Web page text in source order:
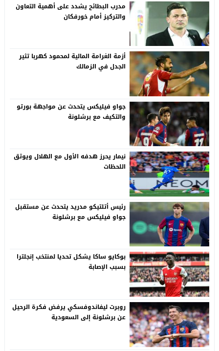
مدرب البطائح يشدد على أهمية التعاون
والتركيز أمام خورفكان
أزمة الغرامة المالية لمحمود كهربا تثير
الجدل في الزمالك
جواو فيليكس يتحدث عن مواجهة بورتو
والتكيف مع برشلونة
نيمار يحرز هدفه الأول مع الهلال ويوثق
اللحظات
رئيس أتلتيكو مدريد يتحدث عن مستقبل
جواو فيليكس مع برشلونة
بوكايو ساكا يشكل تحديا لمنتخب إنجلترا
بسبب الإصابة
روبرت ليفاندوفسكي يرفض فكرة الرحيل
عن برشلونة إلى السعودية